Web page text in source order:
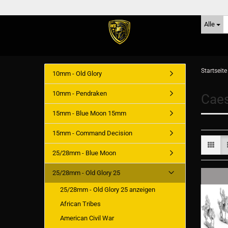
Alle
Startseite
10mm - Old Glory
10mm - Pendraken
15mm - Blue Moon 15mm
15mm - Command Decision
25/28mm - Blue Moon
25/28mm - Old Glory 25
25/28mm - Old Glory 25 anzeigen
African Tribes
American Civil War